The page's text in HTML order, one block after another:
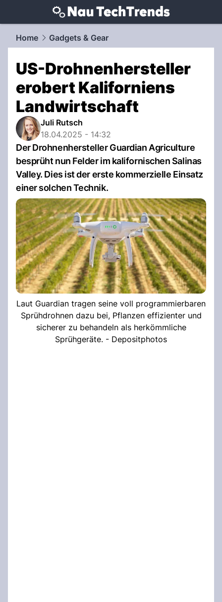
techtrends.NAU.ch
Home Gadgets & Gear
US-Drohnenhersteller
erobert Kaliforniens
Landwirtschaft
Juli Rutsch
18.04.2025 - 14:32
Der Drohnenhersteller Guardian Agriculture
besprüht nun Felder im kalifornischen Salinas
Valley. Dies ist der erste kommerzielle Einsatz
einer solchen Technik.
Laut Guardian tragen seine voll programmierbaren
Sprühdrohnen dazu bei, Pflanzen effizienter und
sicherer zu behandeln als herkömmliche
Sprühgeräte. - Depositphotos